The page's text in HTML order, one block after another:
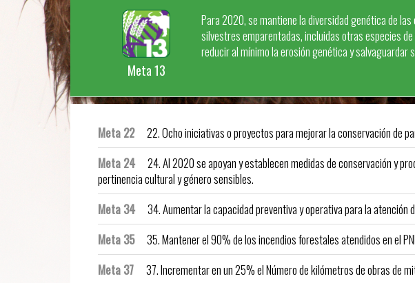
Meta 13
Para 2020, se mantiene la diversidad genética de
silvestres emparentadas, incluidas otras especies
reducir al mínimo la erosión genética y salvaguardar
Meta 22 22. Ocho iniciativas o proyectos para mejorar la conservación de
Meta 24
24. Al 2020 se apoyan y establecen medidas de conservación y
pertinencia cultural y género sensibles.
Meta 34 34. Aumentar la capacidad preventiva y operativa para la atención
Meta 35
35. Mantener el 90% de los incendios forestales atendidos en el
Meta 37
37. Incrementar en un 25% el Número de kilómetros de obras de